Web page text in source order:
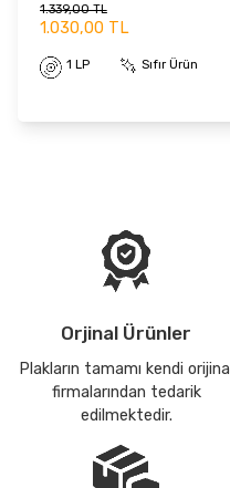
1.339,00 TL
1.030,00 TL
1 LP Sıfır Ürün
Orjinal Ürünler
Plakların tamamı kendi orijinal
firmalarından tedarik
edilmektedir.